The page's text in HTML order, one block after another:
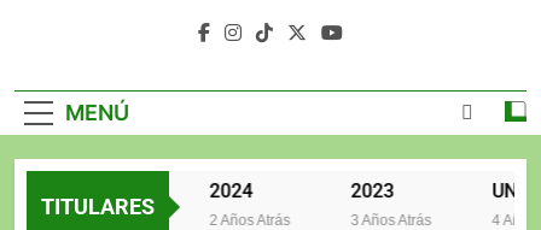
MENÚ
TITULARES
2 Años Atrás
2024
2 Años Atrás
2023
3 Años Atrás 4 Años